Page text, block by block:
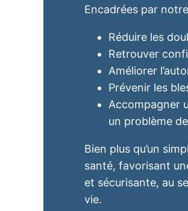
Encadrées par
Réduire les
Retrouver
Améliorer
Prévenir les
Accompagner
un problème
Bien plus qu’un
santé, favorisant
et sécurisante, au
vie.